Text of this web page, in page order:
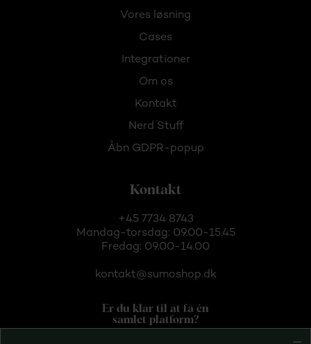
Vores løsning
Cases
Integrationer
Om os
Kontakt
Nerd Stuff
Åbn GDPR-popup
Kontakt
+45 7734 8743
Mandag-torsdag: 09.00-15.45
Fredag: 09.00-14.00
kontakt@sumoshop.dk
Er du klar til at få én
samlet platform?